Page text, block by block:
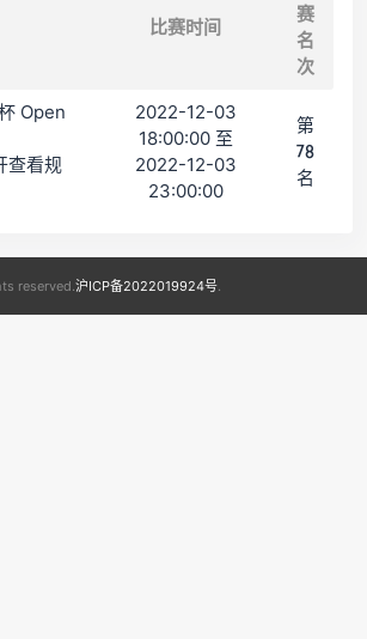
比赛时间
赛
名
次
Open
查看规
2022-12-03
18:00:00 至
2022-12-03
23:00:00
第
78
名
reserved. 沪ICP备2022019924号